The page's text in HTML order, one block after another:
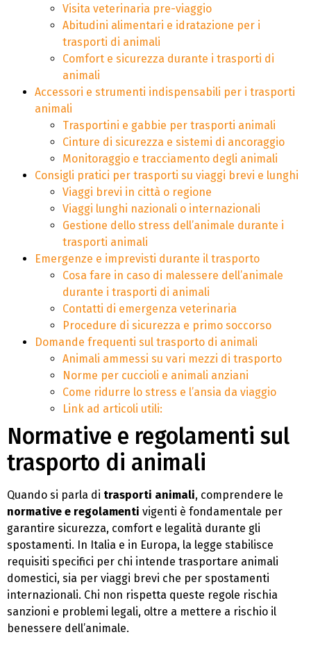
Visita veterinaria pre-viaggio
Abitudini alimentari e idratazione per i
trasporti di animali
Comfort e sicurezza durante i trasporti di
animali
Accessori e strumenti indispensabili per i trasporti
animali
Trasportini e gabbie per trasporti animali
Cinture di sicurezza e sistemi di ancoraggio
Monitoraggio e tracciamento degli animali
Consigli pratici per trasporti su viaggi brevi e lunghi
Viaggi brevi in città o regione
Viaggi lunghi nazionali o internazionali
Gestione dello stress dell’animale durante i
trasporti animali
Emergenze e imprevisti durante il trasporto
Cosa fare in caso di malessere dell’animale
durante i trasporti di animali
Contatti di emergenza veterinaria
Procedure di sicurezza e primo soccorso
Domande frequenti sul trasporto di animali
Animali ammessi su vari mezzi di trasporto
Norme per cuccioli e animali anziani
Come ridurre lo stress e l’ansia da viaggio
Link ad articoli utili:
Normative e regolamenti sul
trasporto di animali
Quando si parla di trasporti animali, comprendere le
normative e regolamenti vigenti è fondamentale per
garantire sicurezza, comfort e legalità durante gli
spostamenti. In Italia e in Europa, la legge stabilisce
requisiti specifici per chi intende trasportare animali
domestici, sia per viaggi brevi che per spostamenti
internazionali. Chi non rispetta queste regole rischia
sanzioni e problemi legali, oltre a mettere a rischio il
benessere dell’animale.